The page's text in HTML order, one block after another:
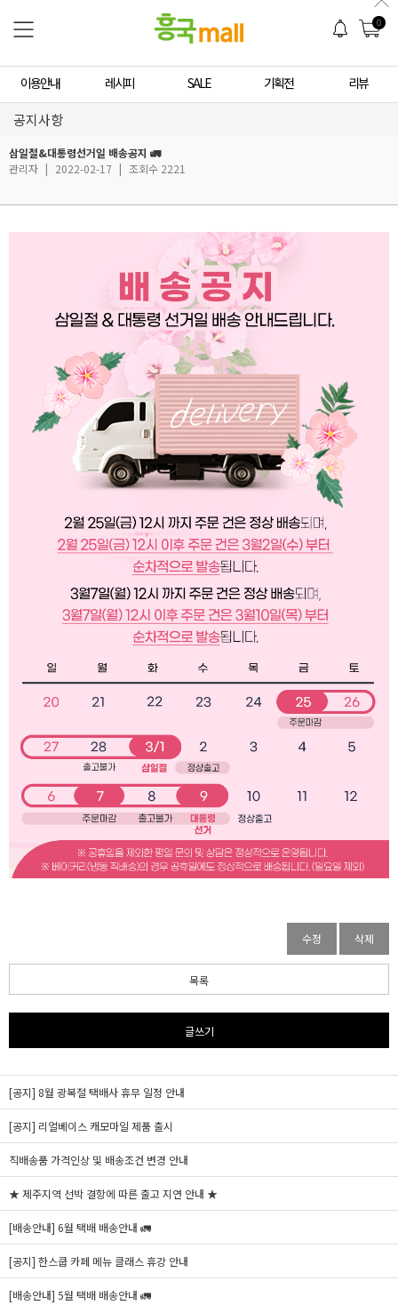
0
이용안내 레시피 SALE 기획전 리뷰
공지사항
삼일절&대통령선거일 배송공지 🚛
관리자 | 2022-02-17 | 조회수 2221
수정 삭제
목록
글쓰기
[공지] 8월 광복절 택배사 휴무 일정 안내
[공지] 리얼베이스 캐모마일 제품 출시
직배송품 가격인상 및 배송조건 변경 안내
★ 제주지역 선박 결항에 따른 출고 지연 안내 ★
[배송안내] 6월 택배 배송안내 🚛
[공지] 한스쿱 카페 메뉴 클래스 휴강 안내
[배송안내] 5월 택배 배송안내 🚛